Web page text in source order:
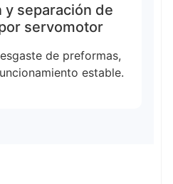
y separación de
servomotor
de preformas,
estable.